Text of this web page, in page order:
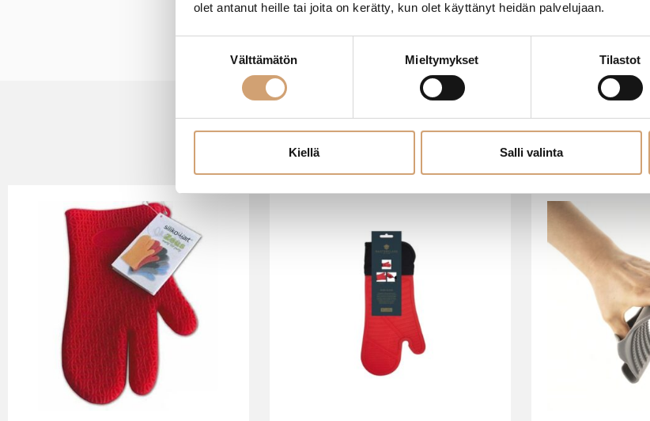
olet antanut heille tai joita on kerätty, kun olet käyttänyt heidän palvelujaan.
Välttämätön Mieltymykset Tilastot
Kiellä Salli valinta
SAATAT TARVITA MYÖS NÄITÄ